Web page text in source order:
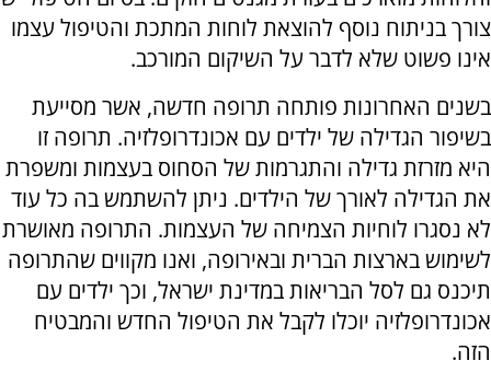
צורך בניתוח נוסף להוצאת לוחות המתכת והטיפול עצמו
אינו פשוט שלא לדבר על השיקום המורכב.
בשנים האחרונות פותחה תרופה חדשה, אשר מסייעת
בשיפור הגדילה של ילדים עם אכונדרופלזיה. תרופה זו
היא מזרזת גדילה והתגרמות של הסחוס בעצמות ומשפרת
את הגדילה לאורך של הילדים. ניתן להשתמש בה כל עוד
לא נסגרו לוחיות הצמיחה של העצמות. התרופה מאושרת
לשימוש בארצות הברית ובאירופה, ואנו מקווים שהתרופה
תיכנס גם לסל הבריאות במדינת ישראל, וכך ילדים עם
אכונדרופלזיה יוכלו לקבל את הטיפול החדש והמבטיח
הזה.